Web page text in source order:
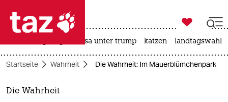
 taz zahl ich
taz zahl ich
themen

taz zahl ich
usa unter trump katzen landtagswahl
Startseite Wahrheit Die Wahrheit: Im Mauerblümchenpark
Die Wahrheit